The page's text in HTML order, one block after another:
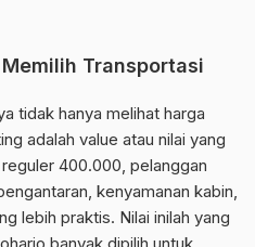
Transportasi
tidak hanya melihat harga
adalah value atau nilai yang
400.000, pelanggan
kenyamanan kabin,
lebih praktis. Nilai inilah yang